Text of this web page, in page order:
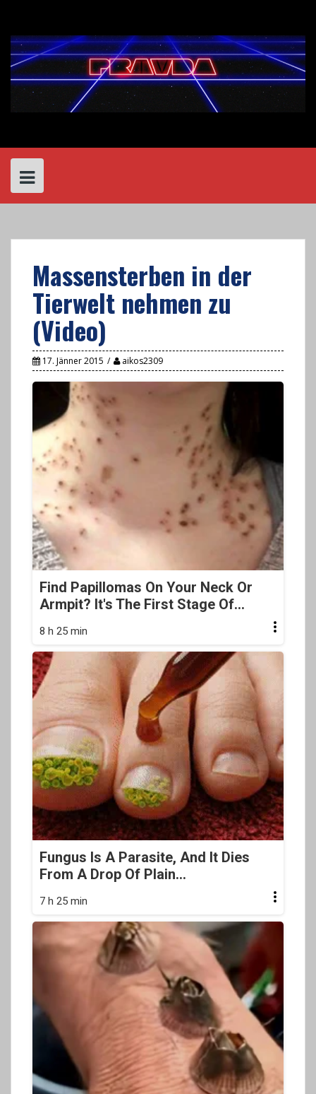
content
Massensterben in der
Tierwelt nehmen zu
(Video)
17. Jänner 2015 aikos2309
Find Papillomas On Your Neck Or
Armpit? It's The First Stage Of...
8 h 25 min
Fungus Is A Parasite, And It Dies
From A Drop Of Plain...
7 h 25 min